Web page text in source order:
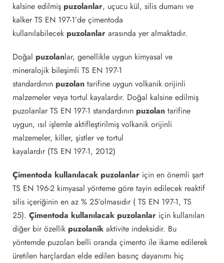
kalsine edilmiş puzolanlar, uçucu kül, silis dumanı ve
kalker TS EN 197-1’de çimentoda
kullanılabilecek puzolanlar arasında yer almaktadır.
Doğal puzolanlar, genellikle uygun kimyasal ve
mineralojik bileşimli TS EN 197-1
standardının puzolan tarifine uygun volkanik orijinli
malzemeler veya tortul kayalardır. Doğal kalsine edilmiş
puzolanlar TS EN 197-1 standardının puzolan tarifine
uygun, ısıl işlemle aktifleştirilmiş volkanik orijinli
malzemeler, killer, şistler ve tortul
kayalardır (TS EN 197-1, 2012)
Çimentoda kullanılacak puzolanlar için en önemli şart
TS EN 196-2 kimyasal yönteme göre tayin edilecek reaktif
silis içeriğinin en az % 25’olmasıdır ( TS EN 197-1, TS
25).Çimentoda kullanılacak puzolanlar için kullanılan
diğer bir özellik puzolanik aktivite indeksidir. Bu
yöntemde puzolan belli oranda çimento ile ikame edilerek
üretilen harçlardan elde edilen basınç dayanımı hiç